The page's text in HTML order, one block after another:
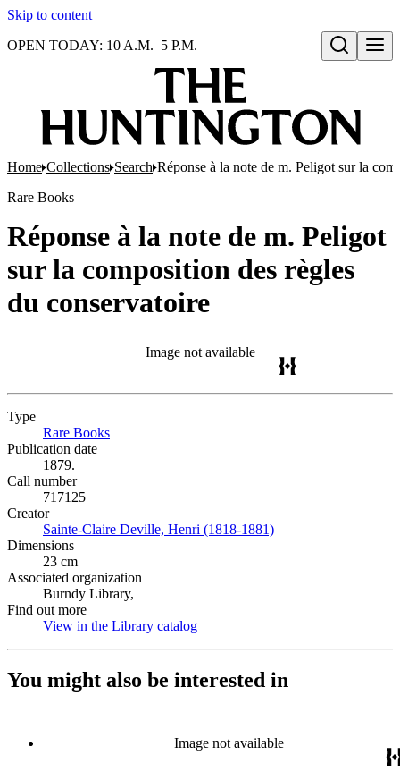
Skip to content
Open search
OPEN TODAY: 10 A.M.–5 P.M.
Home Collections Search Réponse à la note de m. Peligot sur la
Rare Books
Réponse à la note de m. Peligot
sur la composition des règles
du conservatoire
Image not available
Type
Rare Books
Publication date
1879.
Call number
717125
Creator
Sainte-Claire Deville, Henri (1818-1881)
Dimensions
23 cm
Associated organization
Burndy Library,
Find out more
View in the Library catalog
You might also be interested in
Image not available